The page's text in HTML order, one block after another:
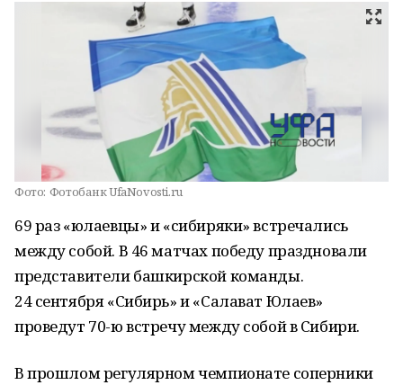
Фото: Фотобанк UfaNovosti.ru
69 раз «юлаевцы» и «сибиряки» встречались
между собой. В 46 матчах победу праздновали
представители башкирской команды.
24 сентября «Сибирь» и «Салават Юлаев»
проведут 70-ю встречу между собой в Сибири.
В прошлом регулярном чемпионате соперники